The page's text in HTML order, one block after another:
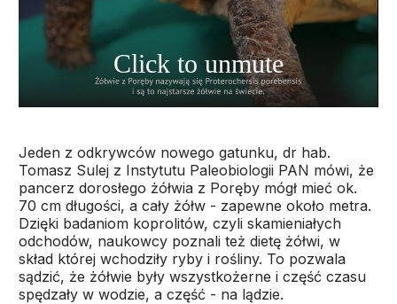
Jeden z odkrywców nowego gatunku, dr hab.
Tomasz Sulej z Instytutu Paleobiologii PAN mówi, że
pancerz dorosłego żółwia z Poręby mógł mieć ok.
70 cm długości, a cały żółw - zapewne około metra.
Dzięki badaniom koprolitów, czyli skamieniałych
odchodów, naukowcy poznali też dietę żółwi, w
skład której wchodziły ryby i rośliny. To pozwala
sądzić, że żółwie były wszystkożerne i część czasu
spędzały w wodzie, a część - na lądzie.